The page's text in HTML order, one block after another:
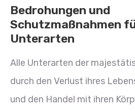
Bedrohungen und
Schutzmaßnahmen
Unterarten
Alle Unterarten der
durch den Verlust ihres
und den Handel mit ihren